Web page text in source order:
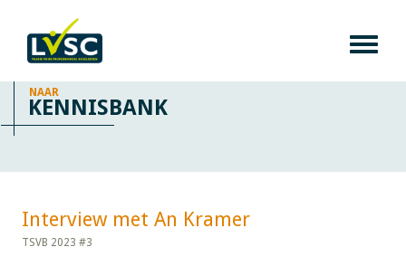
NAAR
KENNISBANK
Interview met An Kramer​​​​​​
TSVB 2023 #3